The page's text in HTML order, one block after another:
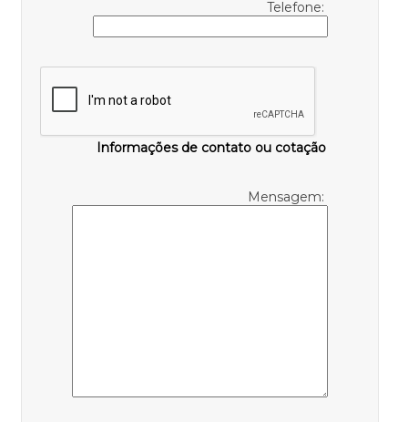
Telefone:
Informações de contato ou cotação
Mensagem: